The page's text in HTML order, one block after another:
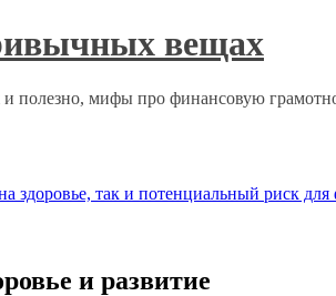
вещах
полезно, мифы про финансовую
так и потенциальный риск для
и развитие